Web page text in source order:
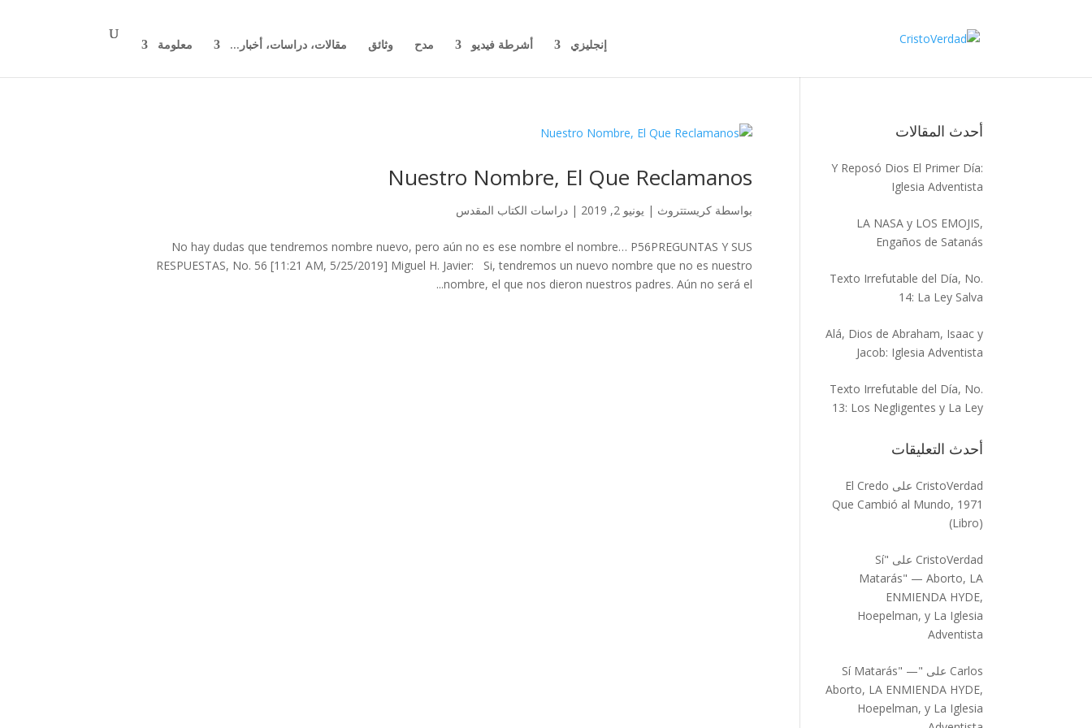
إنجليزي أشرطة فيديو مدح وثائق مقالات، دراسات، أخبار... معلومة
Nuestro Nombre, El Que Reclamanos
بواسطة كريستتروث | يونيو 2, 2019 | دراسات الكتاب المقدس
No hay dudas que tendremos nombre nuevo, pero aún no es ese nombre el nombre… P56PREGUNTAS Y SUS
RESPUESTAS, No. 56 [11:21 AM, 5/25/2019] Miguel H. Javier: Si, tendremos un nuevo nombre que no es nuestro
nombre, el que nos dieron nuestros padres. Aún no será el...
أحدث المقالات
Y Reposó Dios El Primer Día:
Iglesia Adventista
LA NASA y LOS EMOJIS,
Engaños de Satanás
Texto Irrefutable del Día, No.
14: La Ley Salva
Alá, Dios de Abraham, Isaac y
Jacob: Iglesia Adventista
Texto Irrefutable del Día, No.
13: Los Negligentes y La Ley
أحدث التعليقات
CristoVerdad على El Credo
Que Cambió al Mundo, 1971
(Libro)
CristoVerdad على
"Sí
Matarás" — Aborto, LA
ENMIENDA HYDE,
Hoepelman, y La Iglesia
Adventista
Carlos على
"Sí Matarás" —
Aborto, LA ENMIENDA HYDE,
Hoepelman, y La Iglesia